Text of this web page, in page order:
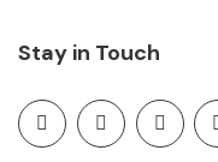
Stay in Touch